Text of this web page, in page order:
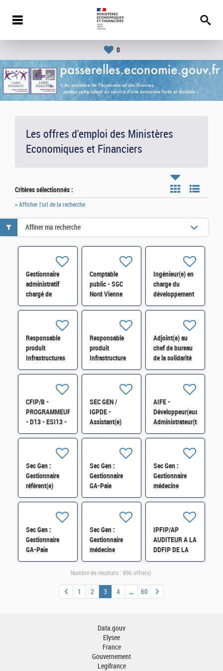
0
Les offres d'emploi des Ministères
Economiques et Financiers
Critères sélectionnés :
» Afficher l'url de la recherche
Gestionnaire
administratif
chargé de
maintenances
immobilier H/F
Comptable
public - SGC
Nord Vienne
Châtellerault et
Ingénieur(e) en
charge du
développement
et de
SOFIA H/F
Responsable
produit
Infrastructures
Réseaux et
Responsable
produit
Infrastructure
Linux et
Adjoint(e) au
chef de bureau
de la solidarité
et de l'insertion
CFIP/B -
PROGRAMMEUR
- D13 - ESI13 -
Exploitant(e)
SEC GEN /
IGPDE -
Assistant(e)
informatique de
AIFE -
Développeur(euse)
Administrateur(trice)
ServiceNow H/F
Sec Gen :
Gestionnaire
référent(e)
expert(e) GA-
contractuels
(CSRH/C) H/F
Sec Gen :
Gestionnaire
GA-Paie
(CSRH/C) H/F
Sec Gen :
Gestionnaire
médecine
statutaire
Médical) H/F
Sec Gen :
Gestionnaire
GA-Paie
(CSRH/C) H/F
Sec Gen :
Gestionnaire
médecine
statutaire
(CSRH/Pôle
IPFIP/AP
AUDITEUR A LA
DDFIP DE LA
MEUSE H/F
Affiner ma recherche
Nombre de résultats : 896 offre(s)
1 2 3 4 60
Data.gouv
Elysee
France
Gouvernement
Legifrance